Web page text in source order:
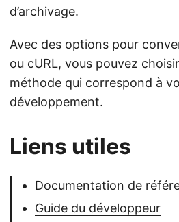
d’archivage.
Avec des options pour
ou cURL, vous pouvez
méthode qui correspond à
développement.
Liens utiles
Documentation de
Guide du développeur